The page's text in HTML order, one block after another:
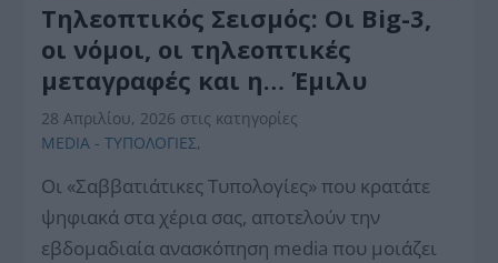
Τηλεοπτικός Σεισμός: Οι Big-3,
οι νόμοι, οι τηλεοπτικές
μεταγραφές και η… Έμιλυ
28 Απριλίου, 2026 στις κατηγορίες
MEDIA - ΤΥΠΟΛΟΓΙΕΣ,
Οι «Σαββατιάτικες Τυπολογίες» που κρατάτε
ψηφιακά στα χέρια σας, αποτελούν την
εβδομαδιαία ανασκόπηση media που μοιάζει